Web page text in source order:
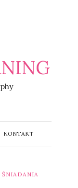
KONTAKT
ŚNIADANIA